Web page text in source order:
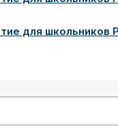
для школьников